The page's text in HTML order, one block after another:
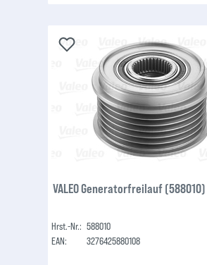
VALEO Generatorfreilauf (588010)
Hrst.-Nr.: 588010
EAN:
3276425880108